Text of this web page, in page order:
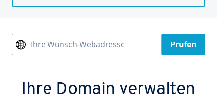
Ihre Wunsch-Webadresse Prüfen
Ihre Domain verwalten